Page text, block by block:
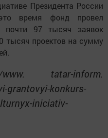
Президента России
время фонд провел
почти 97 тысяч заявок
тысяч проектов на сумму
tatar-inform.
grantovyi-konkurs-
iniciativ-